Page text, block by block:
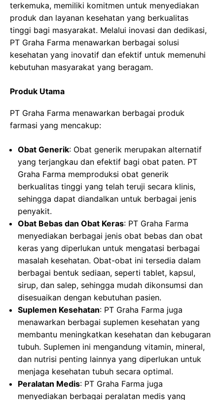
terkemuka, memiliki komitmen untuk menyediakan
produk dan layanan kesehatan yang berkualitas
tinggi bagi masyarakat. Melalui inovasi dan dedikasi,
PT Graha Farma menawarkan berbagai solusi
kesehatan yang inovatif dan efektif untuk memenuhi
kebutuhan masyarakat yang beragam.
Produk Utama
PT Graha Farma menawarkan berbagai produk
farmasi yang mencakup:
Obat Generik: Obat generik merupakan alternatif
yang terjangkau dan efektif bagi obat paten. PT
Graha Farma memproduksi obat generik
berkualitas tinggi yang telah teruji secara klinis,
sehingga dapat diandalkan untuk berbagai jenis
penyakit.
Obat Bebas dan Obat Keras: PT Graha Farma
menyediakan berbagai jenis obat bebas dan obat
keras yang diperlukan untuk mengatasi berbagai
masalah kesehatan. Obat-obat ini tersedia dalam
berbagai bentuk sediaan, seperti tablet, kapsul,
sirup, dan salep, sehingga mudah dikonsumsi dan
disesuaikan dengan kebutuhan pasien.
Suplemen Kesehatan: PT Graha Farma juga
menawarkan berbagai suplemen kesehatan yang
membantu meningkatkan kesehatan dan kebugaran
tubuh. Suplemen ini mengandung vitamin, mineral,
dan nutrisi penting lainnya yang diperlukan untuk
menjaga kesehatan tubuh secara optimal.
Peralatan Medis: PT Graha Farma juga
menyediakan berbagai peralatan medis yang